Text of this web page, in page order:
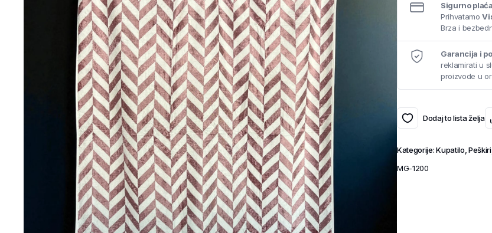
Sigurno
Prihvatamo
Brza i
Garancija i
reklamirati u
proizvode u
Dodaj to lista želja
Kategorije:Kupatilo Peškiri
MG-1200